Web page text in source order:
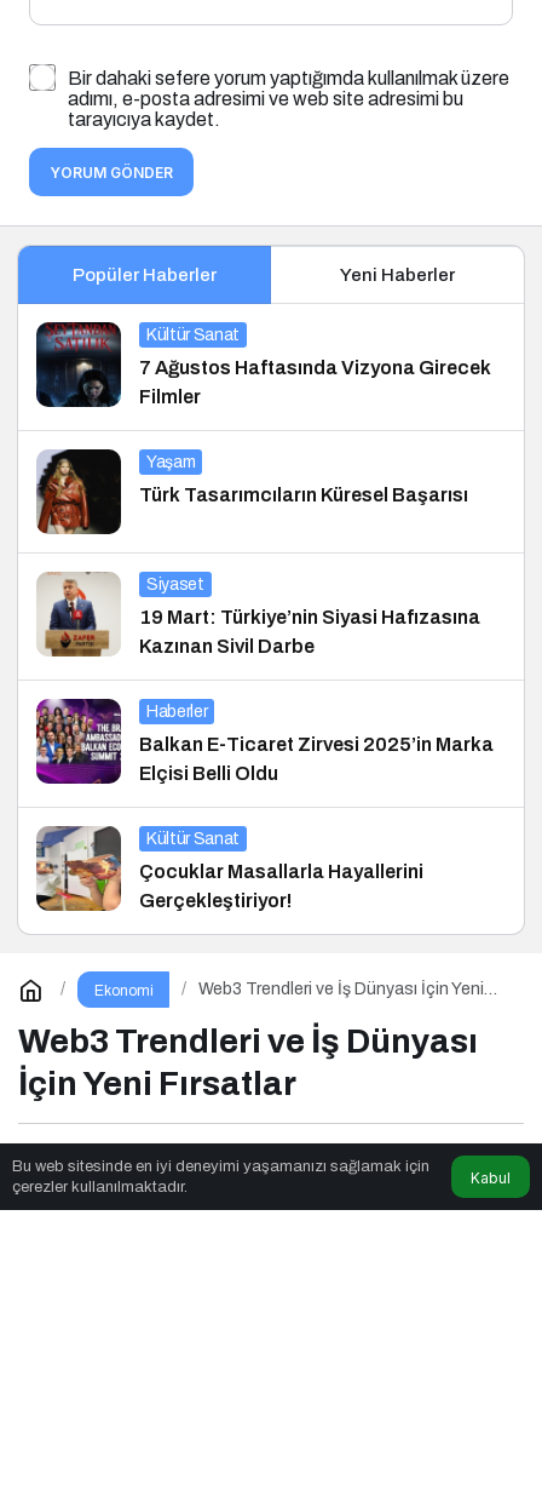
Bir dahaki sefere yorum yaptığımda kullanılmak üzere
adımı, e-posta adresimi ve web site adresimi bu
tarayıcıya kaydet.
YORUM GÖNDER
Popüler Haberler Yeni Haberler
Kültür Sanat
7 Ağustos Haftasında Vizyona Girecek
Filmler
Yaşam
Türk Tasarımcıların Küresel Başarısı
Siyaset
19 Mart: Türkiye’nin Siyasi Hafızasına
Kazınan Sivil Darbe
Haberler
Balkan E-Ticaret Zirvesi 2025’in Marka
Elçisi Belli Oldu
Kültür Sanat
Çocuklar Masallarla Hayallerini
Gerçekleştiriyor!
Ekonomi
Web3 Trendleri ve İş Dünyası İçin Yeni
Web3 Trendleri ve İş Dünyası
İçin Yeni Fırsatlar
Seslendirmecitarafından yayınlandı
5dk, 56sn
Bu web sitesinde en iyi deneyimi yaşamanızı sağlamak için
çerezler kullanılmaktadır.
Kabul